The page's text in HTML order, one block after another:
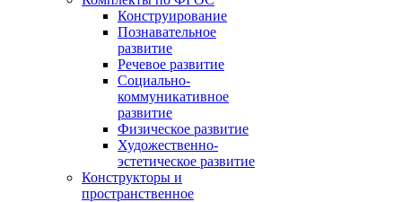
Конструирование
Познавательное
развитие
Речевое развитие
Социально-
коммуникативное
развитие
Физическое развитие
Художественно-
эстетическое развитие
Конструкторы и
пространственное